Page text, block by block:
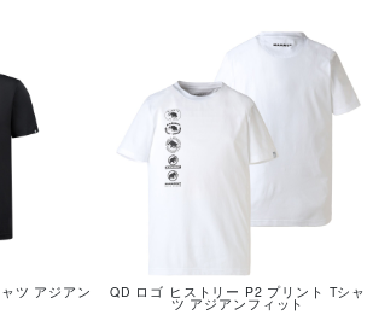
ツ アジアン QD ロゴ ヒストリー P2 プリント Tシャ
ツ アジアンフィット